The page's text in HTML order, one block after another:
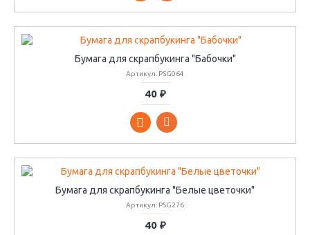
Бумага для скрапбукинга "Бабочки"
Артикул: PSG064
40 ₽
Бумага для скрапбукинга "Белые цветочки"
Артикул: PSG276
40 ₽